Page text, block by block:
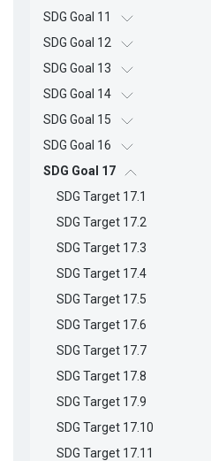
SDG Goal 11
SDG Goal 12
SDG Goal 13
SDG Goal 14
SDG Goal 15
SDG Goal 16
SDG Goal 17
SDG Target 17.1
SDG Target 17.2
SDG Target 17.3
SDG Target 17.4
SDG Target 17.5
SDG Target 17.6
SDG Target 17.7
SDG Target 17.8
SDG Target 17.9
SDG Target 17.10
SDG Target 17.11